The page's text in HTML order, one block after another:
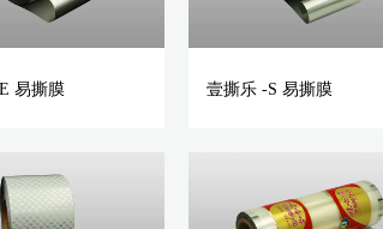
易撕膜 壹撕乐 -S 易撕膜